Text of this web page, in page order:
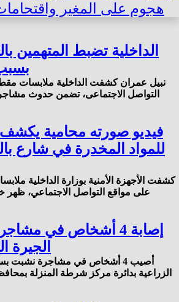
هجوم على المغير
الداخلية تضبط المتهمين
نبيل عمران كشفت الداخلية ملابسات
التواصل الاجتماعى، تضمن حدوث
للمواد المخدرة في شارع
كشفت الأجهزة الأمنية بوزارة الداخلية
على مواقع التواصل الاجتماعي، ظهر
إصابة 4 أشخاص في
الجيرة
أصيب 4 أشخاص في مشاجرة
الزراعية بدائرة مركز شرطة المنزلة